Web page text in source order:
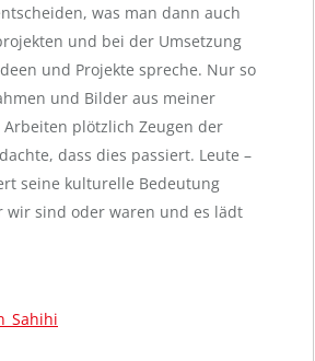
was man dann auch
und bei der Umsetzung
und Projekte spreche. Nur so
und Bilder aus meiner
plötzlich Zeugen der
dass dies passiert. Leute –
seine kulturelle Bedeutung
wir sind oder waren und es lädt